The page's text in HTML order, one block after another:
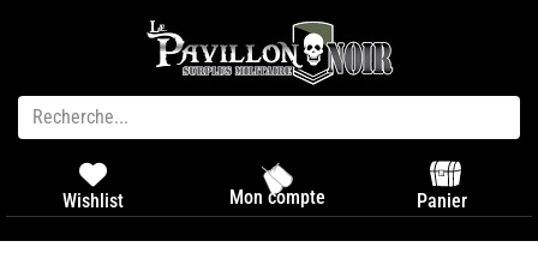
Wishlist Mon compte Panier